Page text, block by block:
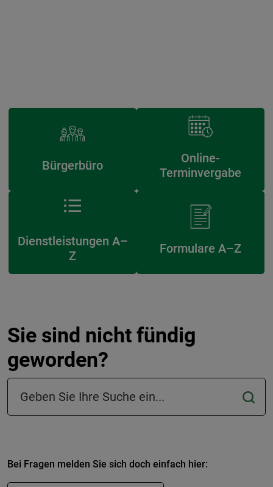
Bürgerbüro
Online-
Terminvergabe
Dienstleistungen A–
Z
Formulare A–Z
Sie sind nicht fündig
geworden?
Suchfeld in der Fußzeile
Bei Fragen melden Sie sich doch einfach hier: